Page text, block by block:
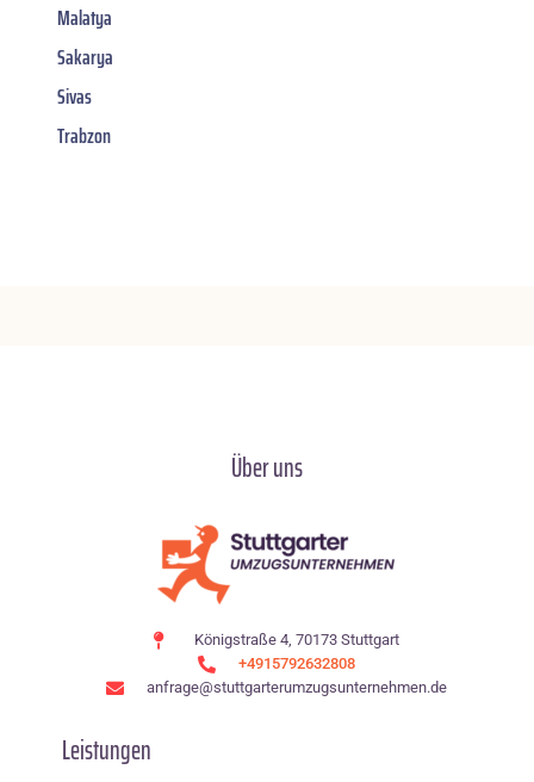
Malatya
Sakarya
Sivas
Trabzon
Über uns
Königstraße 4, 70173 Stuttgart
+4915792632808
anfrage@stuttgarterumzugsunternehmen.de
Leistungen